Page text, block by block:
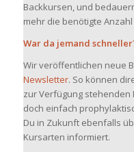
Backkursen, und
mehr die benötigte
War da jemand
Wir veröffentlichen neue
Newsletter. So können
zur Verfügung stehenden
doch einfach
Du in Zukunft ebenfalls
Kursarten informiert.